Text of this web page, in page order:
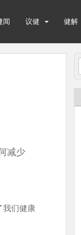
闻 议健 健解
减少
我们健康